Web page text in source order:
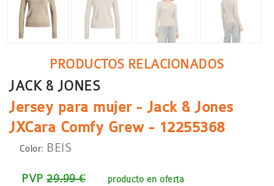
PRODUCTOS RELACIONADOS
JACK & JONES
Jersey para mujer - Jack & Jones
JXCara Comfy Grew - 12255368
Color: BEIS
PVP29.99 € producto en oferta